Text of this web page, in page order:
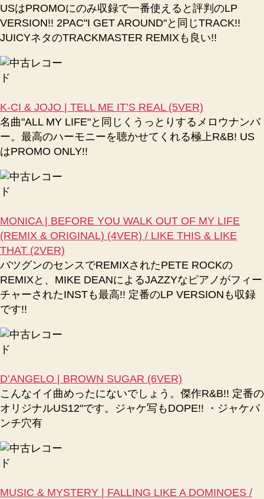
USはPROMOにのみ収録で一番使えると評判のLP
VERSION!! 2PAC"I GET AROUND"と同じTRACK!!
JUICYネタのTRACKMASTER REMIXも良い!!
K-CI & JOJO | TELL ME IT’S REAL (5VER)
名曲"ALL MY LIFE"と同じくうっとりするメロウナンバ
ー。最高のハーモニーを聴かせてくれる極上R&B! US
はPROMO ONLY!!
MONICA | BEFORE YOU WALK OUT OF MY LIFE
(REMIX & ORIGINAL) (4VER) / LIKE THIS & LIKE
THAT (2VER)
バツグンのセンスでREMIXされたPETE ROCKの
REMIXと、MIKE DEANによるJAZZYなピアノがフィー
チャーされたINSTも最高!! 定番のLP VERSIONも収録
です!!
D’ANGELO | BROWN SUGAR (6VER)
こんなイイ曲めったにないでしょう。傑作R&B!! 定番の
オリジナルUS12"です。ジャケ写もDOPE!! ・ジャケパ
ンチ穴有
MUSIC & MYSTERY | FALLING LIKE A DOMINOES /